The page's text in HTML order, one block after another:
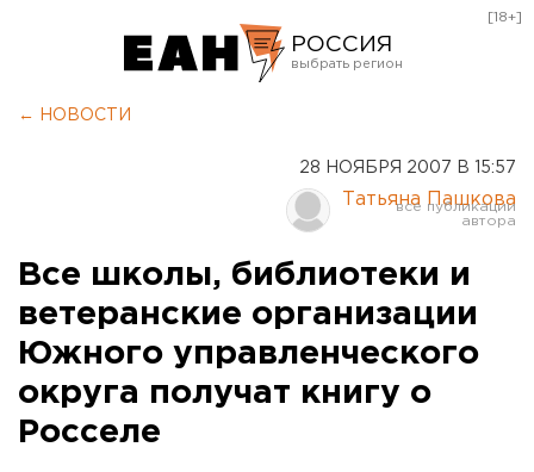
РОССИЯ
Курган
Оренбург
[18+]
← НОВОСТИ
28 НОЯБРЯ 2007 В 15:57
Татьяна Пашкова
Все школы, библиотеки и
ветеранские организации
Южного управленческого
округа получат книгу о
Росселе